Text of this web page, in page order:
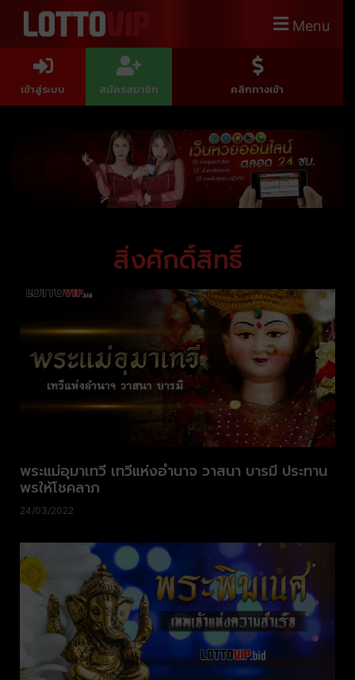
Menu
เข้าสู่ระบบ สมัครสมาชิก คลิกทางเข้า
สิ่งศักดิ์สิทธิ์
พระแม่อุมาเทวี เทวีแห่งอำนาจ วาสนา บารมี ประทาน
พรให้โชคลาภ
24/03/2022